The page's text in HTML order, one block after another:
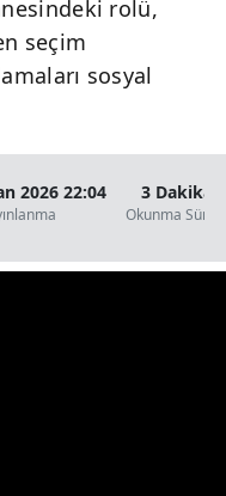
rolü,
seçim
sosyal
2026 22:04 3 Dakika
Okunma Süresi